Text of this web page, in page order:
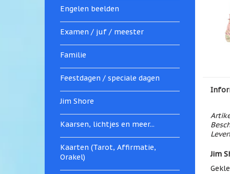
Engelen beelden
Examen / juf / meester
Familie
Feestdagen / speciale dagen
Jim Shore
Kaarsen, lichtjes en meer...
Kaarten (Tarot, Affirmatie,
Orakel)
Jim